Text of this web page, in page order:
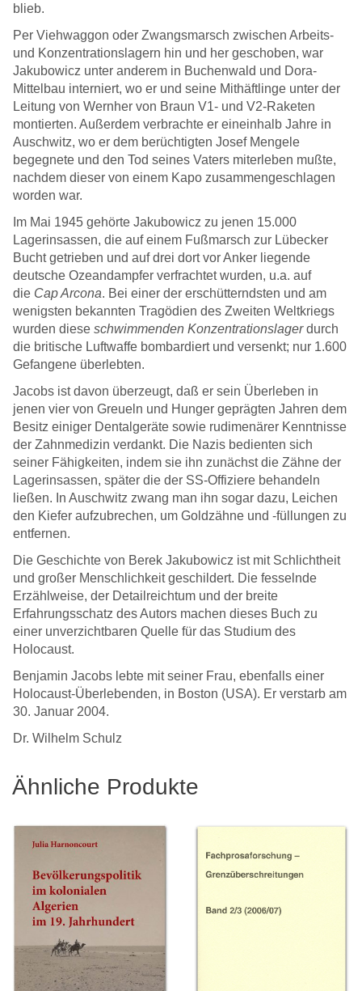
blieb.
Per Viehwaggon oder Zwangsmarsch zwischen Arbeits-
und Konzentrationslagern hin und her geschoben, war
Jakubowicz unter anderem in Buchenwald und Dora-
Mittelbau interniert, wo er und seine Mithäftlinge unter der
Leitung von Wernher von Braun V1- und V2-Raketen
montierten. Außerdem verbrachte er eineinhalb Jahre in
Auschwitz, wo er dem berüchtigten Josef Mengele
begegnete und den Tod seines Vaters miterleben mußte,
nachdem dieser von einem Kapo zusammengeschlagen
worden war.
Im Mai 1945 gehörte Jakubowicz zu jenen 15.000
Lagerinsassen, die auf einem Fußmarsch zur Lübecker
Bucht getrieben und auf drei dort vor Anker liegende
deutsche Ozeandampfer verfrachtet wurden, u.a. auf
die Cap Arcona. Bei einer der erschütterndsten und am
wenigsten bekannten Tragödien des Zweiten Weltkriegs
wurden diese schwimmenden Konzentrationslagerdurch
die britische Luftwaffe bombardiert und versenkt; nur 1.600
Gefangene überlebten.
Jacobs ist davon überzeugt, daß er sein Überleben in
jenen vier von Greueln und Hunger geprägten Jahren dem
Besitz einiger Dentalgeräte sowie rudimenärer Kenntnisse
der Zahnmedizin verdankt. Die Nazis bedienten sich
seiner Fähigkeiten, indem sie ihn zunächst die Zähne der
Lagerinsassen, später die der SS-Offiziere behandeln
ließen. In Auschwitz zwang man ihn sogar dazu, Leichen
den Kiefer aufzubrechen, um Goldzähne und -füllungen zu
entfernen.
Die Geschichte von Berek Jakubowicz ist mit Schlichtheit
und großer Menschlichkeit geschildert. Die fesselnde
Erzählweise, der Detailreichtum und der breite
Erfahrungsschatz des Autors machen dieses Buch zu
einer unverzichtbaren Quelle für das Studium des
Holocaust.
Benjamin Jacobs lebte mit seiner Frau, ebenfalls einer
Holocaust-Überlebenden, in Boston (USA). Er verstarb am
30. Januar 2004.
Dr. Wilhelm Schulz
Ähnliche Produkte